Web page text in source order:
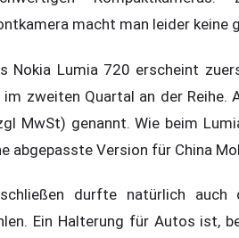
macht man leider keine
Nokia Lumia 720 erscheint
zweiten Quartal an der Reihe.
MwSt) genannt. Wie beim
abgepasste Version für China
durfte natürlich auch
Ein Halterung für Autos ist,